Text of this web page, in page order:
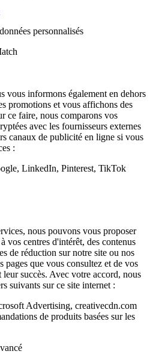
personnalisés
vous informons également en dehors
promotions et vous affichons des
ce faire, nous comparons vos
avec les fournisseurs externes
canaux de publicité en ligne si vous
:
LinkedIn, Pinterest, TikTok
nous pouvons vous proposer
vos centres d'intérêt, des contenus
de réduction sur notre site ou nos
pages que vous consultez et de vos
leur succès. Avec votre accord, nous
suivants sur ce site internet :
Advertising, creativecdn.com
de produits basées sur les